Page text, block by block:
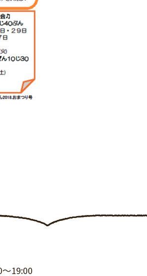
19:00